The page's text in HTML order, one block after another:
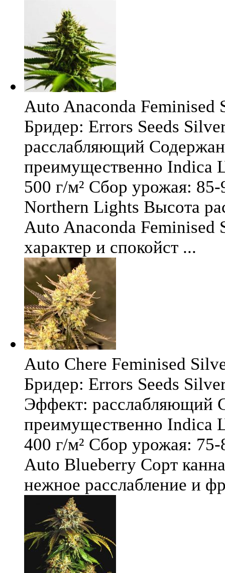
Auto Anaconda Feminised
Бридер: Errors Seeds
расслабляющий
преимущественно Indica
500 г/м² Сбор урожая:
Northern Lights Высота
Auto Anaconda
характер и спокойст ...
Auto Chere Feminised
Бридер: Errors Seeds
Эффект: расслабляющий
преимущественно Indica
400 г/м² Сбор урожая:
Auto Blueberry Сорт
нежное расслабление и